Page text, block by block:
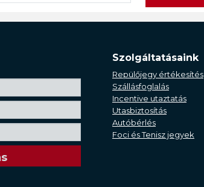
Szolgáltatásaink
Repülőjegy értékesítés
Szállásfoglalás
Incentive utaztatás
Utasbiztosítás
Autóbérlés
Foci és Tenisz jegyek